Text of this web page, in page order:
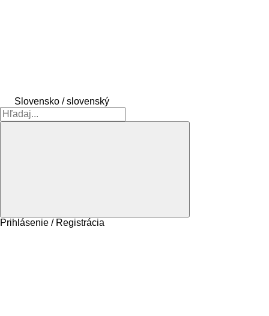
Slovensko / slovenský
Prihlásenie / Registrácia